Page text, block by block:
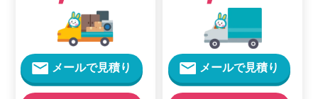
メールで見積り メールで見積り